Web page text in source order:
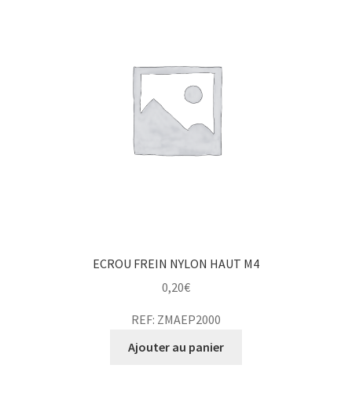
ECROU FREIN NYLON HAUT M4
0,20€
REF: ZMAEP2000
Ajouter au panier